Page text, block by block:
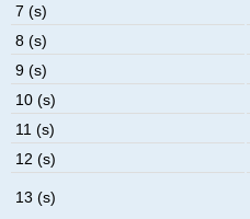
7 (s)
8 (s)
9 (s)
10 (s)
11 (s)
12 (s)
13 (s)